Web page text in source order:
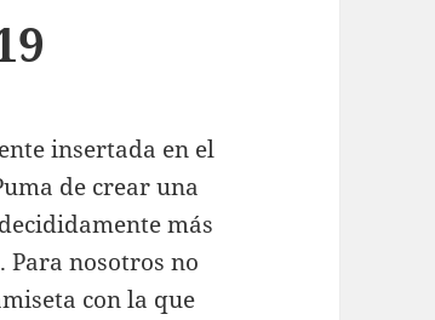
insertada en el
de crear una
decididamente más
nosotros no
con la que